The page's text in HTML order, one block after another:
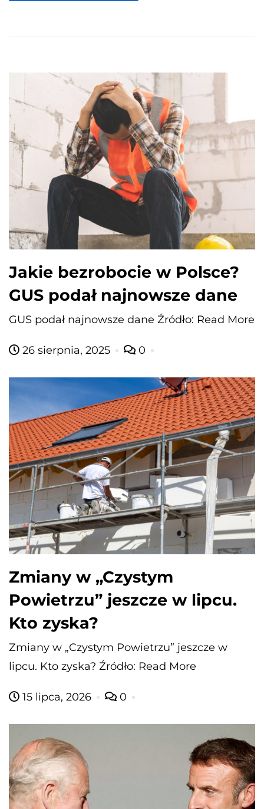
Jakie bezrobocie w Polsce?
GUS podał najnowsze dane
GUS podał najnowsze dane Źródło: Read More
26 sierpnia, 2025 0
Zmiany w „Czystym
Powietrzu” jeszcze w lipcu.
Kto zyska?
Zmiany w „Czystym Powietrzu” jeszcze w
lipcu. Kto zyska? Źródło: Read More
15 lipca, 2026 0